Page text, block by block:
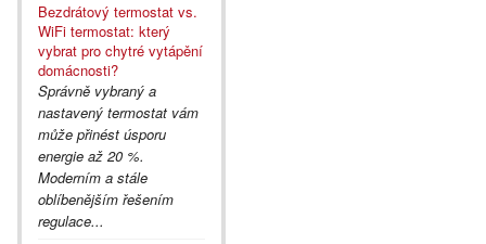
Bezdrátový termostat vs.
WiFi termostat: který
vybrat pro chytré vytápění
domácnosti?
Správně vybraný a
nastavený termostat vám
může přinést úsporu
energie až 20 %.
Moderním a stále
oblíbenějším řešením
regulace...